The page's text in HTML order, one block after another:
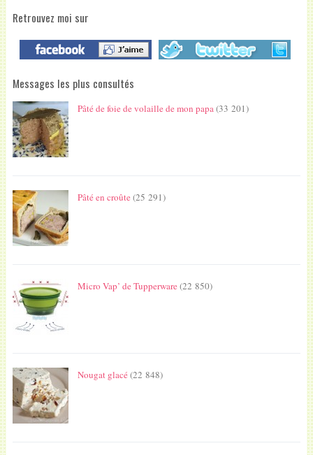
Retrouvez moi sur
Messages les plus consultés
Pâté de foie de volaille de mon papa(33 201)
Pâté en croûte(25 291)
Micro Vap’ de Tupperware(22 850)
Nougat glacé(22 848)